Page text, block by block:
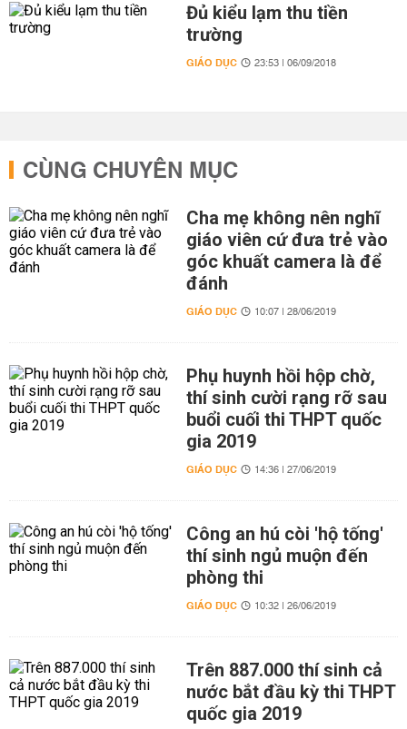
Đủ kiểu lạm thu tiền
trường
GIÁO DỤC 23:53 | 06/09/2018
CÙNG CHUYÊN MỤC
Cha mẹ không nên nghĩ
giáo viên cứ đưa trẻ vào
góc khuất camera là để
đánh
GIÁO DỤC 10:07 | 28/06/2019
Phụ huynh hồi hộp chờ,
thí sinh cười rạng rỡ sau
buổi cuối thi THPT quốc
gia 2019
GIÁO DỤC 14:36 | 27/06/2019
Công an hú còi 'hộ tống'
thí sinh ngủ muộn đến
phòng thi
GIÁO DỤC 10:32 | 26/06/2019
Trên 887.000 thí sinh cả
nước bắt đầu kỳ thi THPT
quốc gia 2019